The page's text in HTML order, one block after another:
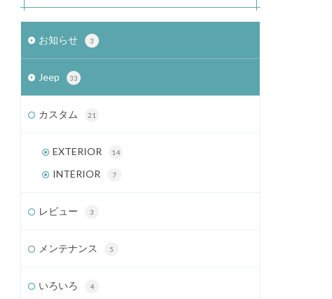
お知らせ 3
Jeep 33
カスタム 21
EXTERIOR 14
INTERIOR 7
レビュー 3
メンテナンス 5
いろいろ 4